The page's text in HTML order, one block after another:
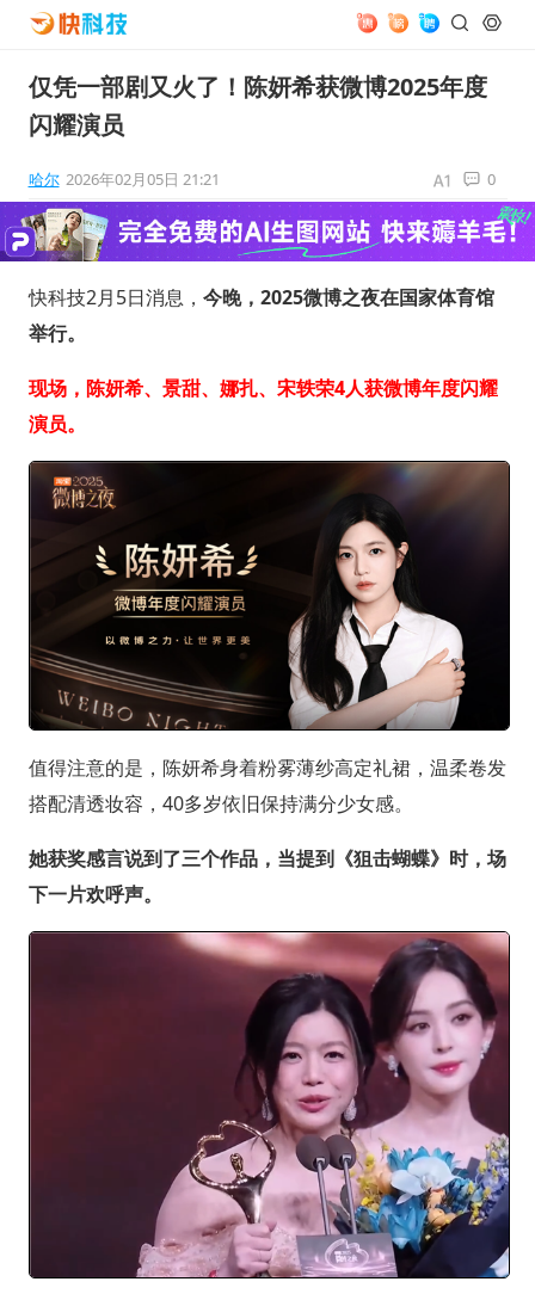
仅凭一部剧又火了！陈妍希获微博2025年度
闪耀演员
哈尔 2026年02月05日 21:21 0
快科技2月5日消息， 今晚，2025微博之夜在国家体育馆
举行。
现场，陈妍希、景甜、娜扎、宋轶荣4人获微博年度闪耀
演员。
值得注意的是，陈妍希身着粉雾薄纱高定礼裙，温柔卷发
搭配清透妆容，40多岁依旧保持满分少女感。
她获奖感言说到了三个作品，当提到《狙击蝴蝶》时，场
下一片欢呼声。